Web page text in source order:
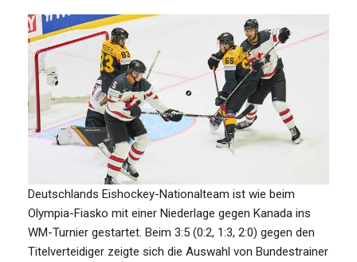
Deutschlands Eishockey-Nationalteam ist wie beim
Olympia-Fiasko mit einer Niederlage gegen Kanada ins
WM-Turnier gestartet. Beim 3:5 (0:2, 1:3, 2:0) gegen den
Titelverteidiger zeigte sich die Auswahl von Bundestrainer